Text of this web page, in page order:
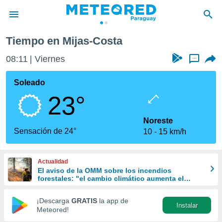
de
ha
calidad.
a este
las
y
forma
digital
basada
Tiempo en Mijas-Costa
08:11 Viernes ...
Soleado
23°
Sensación de 24°
Noreste
10
15 km/h
Actualidad
El aviso de la OMM sobre los incendios
forestales: "el cambio climático aumenta el
¡Descarga GRATIS la app de
Meteored!
Instalar